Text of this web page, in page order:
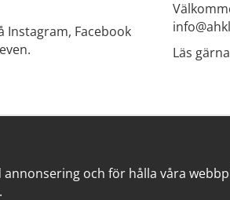
Instagram, Facebook
Läs
och för hålla våra